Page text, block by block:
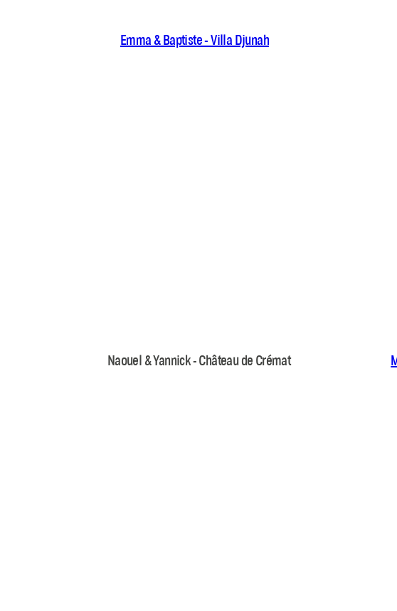
Emma & Baptiste - Villa Djunah
Naouel & Yannick - Château de Crémat